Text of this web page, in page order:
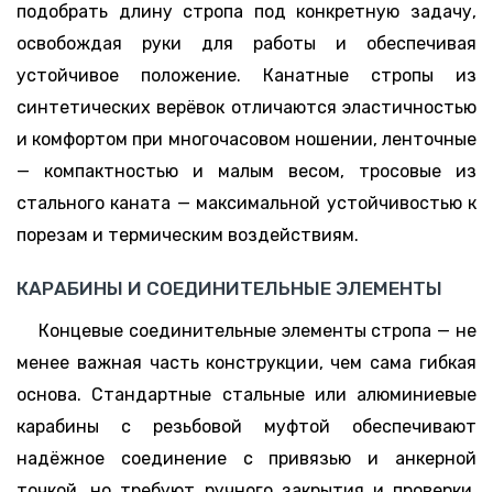
подобрать длину стропа под конкретную задачу,
освобождая руки для работы и обеспечивая
устойчивое положение. Канатные стропы из
синтетических верёвок отличаются эластичностью
и комфортом при многочасовом ношении, ленточные
— компактностью и малым весом, тросовые из
стального каната — максимальной устойчивостью к
порезам и термическим воздействиям.
КАРАБИНЫ И СОЕДИНИТЕЛЬНЫЕ ЭЛЕМЕНТЫ
Концевые соединительные элементы стропа — не
менее важная часть конструкции, чем сама гибкая
основа. Стандартные стальные или алюминиевые
карабины с резьбовой муфтой обеспечивают
надёжное соединение с привязью и анкерной